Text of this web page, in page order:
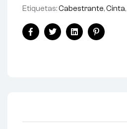
Etiquetas:Cabestrante,Cinta,
FacebookTwitterLinkedinPinterest